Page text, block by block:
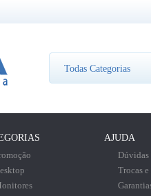
Todas Categorias
AJUDA
Dúvidas
Trocas